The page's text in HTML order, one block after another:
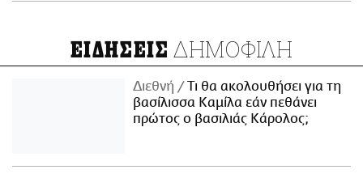
ΕΙΔΗΣΕΙΣ ΔΗΜΟΦΙΛΗ
Διεθνή
Τι θα ακολουθήσει για τη
βασίλισσα Καμίλα εάν πεθάνει
πρώτος ο βασιλιάς Κάρολος;